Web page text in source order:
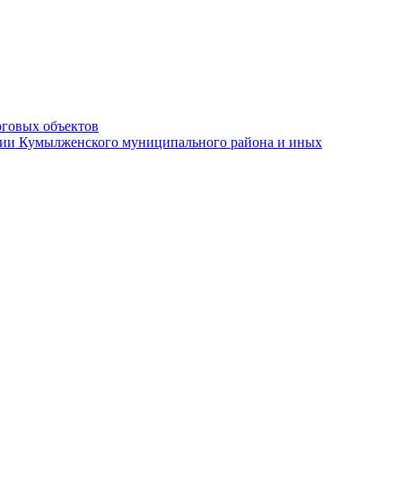
объектов
Кумылженского муниципального района и иных